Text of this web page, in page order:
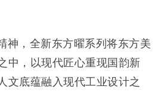
神，全新东方曜系列将东方美
中，以现代匠心重现国韵新
文底蕴融入现代工业设计之